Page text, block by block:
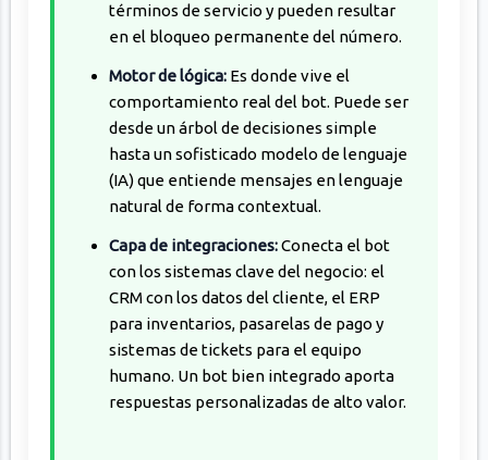
términos de servicio y pueden resultar
en el bloqueo permanente del número.
Motor de lógica: Es donde vive el
comportamiento real del bot. Puede ser
desde un árbol de decisiones simple
hasta un sofisticado modelo de lenguaje
(IA) que entiende mensajes en lenguaje
natural de forma contextual.
Capa de integraciones:Conecta el bot
con los sistemas clave del negocio: el
CRM con los datos del cliente, el ERP
para inventarios, pasarelas de pago y
sistemas de tickets para el equipo
humano. Un bot bien integrado aporta
respuestas personalizadas de alto valor.